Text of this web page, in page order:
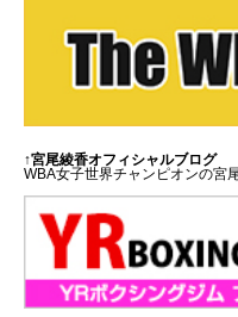
↑宮尾綾香オフィシャルブログ
WBA女子世界チャンピオンの宮